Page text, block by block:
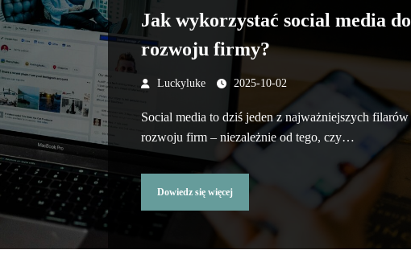
Jak wykorzystać social media do
rozwoju firmy?
Luckyluke 2025-10-02
Social media to dziś jeden z najważniejszych filarów
rozwoju firm – niezależnie od tego, czy…
Dowiedz się więcej